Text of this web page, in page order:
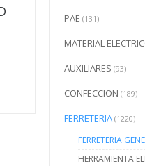
PAE (131)
MATERIAL
AUXILIARES (93)
CONFECCION (189)
FERRETERIA (1220)
FERRETERIA
HERRAMIENTA